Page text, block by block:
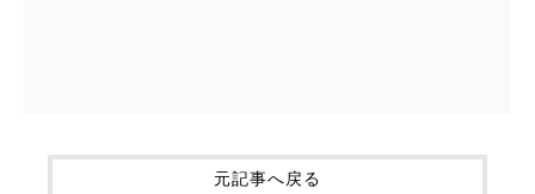
元記事へ戻る